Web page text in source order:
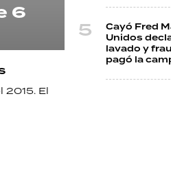
6
2015. El
Cayó Fred
Unidos
lavado y
pagó la